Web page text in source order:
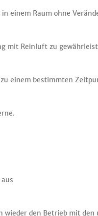
einem Raum ohne
mit Reinluft zu
einem bestimmten
den Betrieb mit